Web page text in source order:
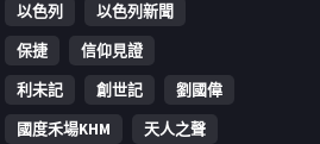
以色列
以色列新聞
保捷
信仰見證
利未記 創世記
劉國偉
國度禾場KHM
天人之聲